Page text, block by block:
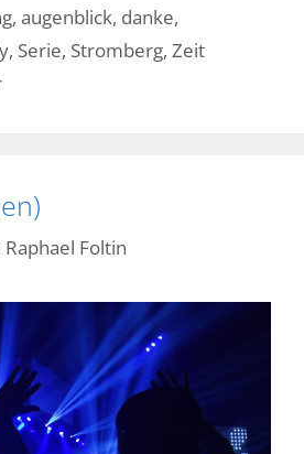
,augenblick, danke,
, Serie, Stromberg, Zeit
Raphael Foltin